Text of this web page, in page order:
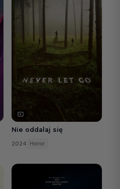
Nie oddalaj się
2024 Horror